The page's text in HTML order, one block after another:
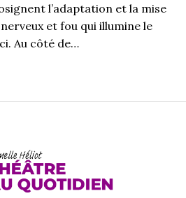
l’adaptation et la mise
et fou qui illumine le
Au côté de…